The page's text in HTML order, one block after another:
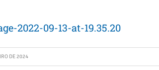
2022-09-13-at-19.35.20
DE 2024